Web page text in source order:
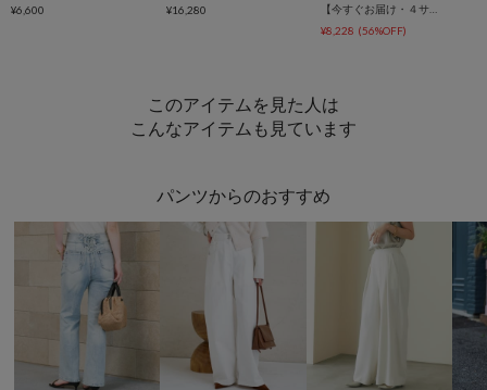
¥6,600
¥16,280
¥8,228 (56%OFF)
このアイテムを見た人は
こんなアイテムも見ています
パンツからのおすすめ